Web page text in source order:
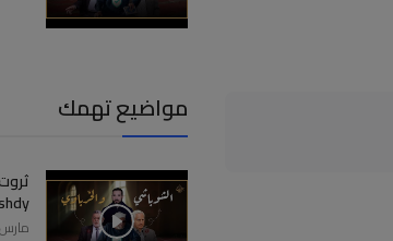
مواضيع تهمك
مارس 27, 2026